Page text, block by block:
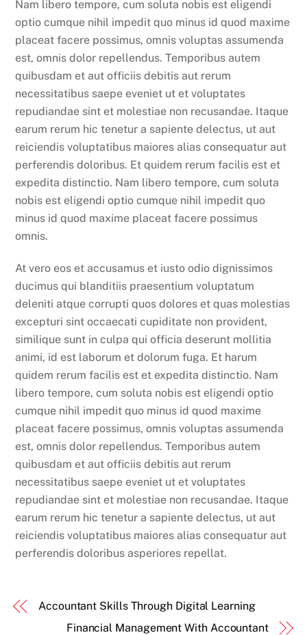
Nam libero tempore, cum soluta nobis est eligendi
optio cumque nihil impedit quo minus id quod maxime
placeat facere possimus, omnis voluptas assumenda
est, omnis dolor repellendus. Temporibus autem
quibusdam et aut officiis debitis aut rerum
necessitatibus saepe eveniet ut et voluptates
repudiandae sint et molestiae non recusandae. Itaque
earum rerum hic tenetur a sapiente delectus, ut aut
reiciendis voluptatibus maiores alias consequatur aut
perferendis doloribus. Et quidem rerum facilis est et
expedita distinctio. Nam libero tempore, cum soluta
nobis est eligendi optio cumque nihil impedit quo
minus id quod maxime placeat facere possimus
omnis.
At vero eos et accusamus et iusto odio dignissimos
ducimus qui blanditiis praesentium voluptatum
deleniti atque corrupti quos dolores et quas molestias
excepturi sint occaecati cupiditate non provident,
similique sunt in culpa qui officia deserunt mollitia
animi, id est laborum et dolorum fuga. Et harum
quidem rerum facilis est et expedita distinctio. Nam
libero tempore, cum soluta nobis est eligendi optio
cumque nihil impedit quo minus id quod maxime
placeat facere possimus, omnis voluptas assumenda
est, omnis dolor repellendus. Temporibus autem
quibusdam et aut officiis debitis aut rerum
necessitatibus saepe eveniet ut et voluptates
repudiandae sint et molestiae non recusandae. Itaque
earum rerum hic tenetur a sapiente delectus, ut aut
reiciendis voluptatibus maiores alias consequatur aut
perferendis doloribus asperiores repellat.
Accountant Skills Through Digital Learning
Financial Management With Accountant